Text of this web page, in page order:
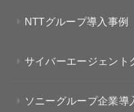
NTTグループ導入事例
サイバーエージェント
ソニーグループ企業導